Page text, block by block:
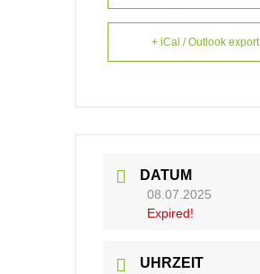
+ iCal / Outlook export
DATUM
08.07.2025
Expired!
UHRZEIT